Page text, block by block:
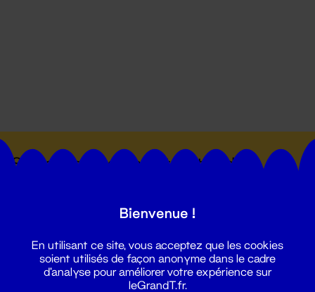
Suivez toutes les actualités du
Bienvenue !
En utilisant ce site, vous acceptez que les cookies
soient utilisés de façon anonyme dans le cadre
d'analyse pour améliorer votre expérience sur
leGrandT.fr.